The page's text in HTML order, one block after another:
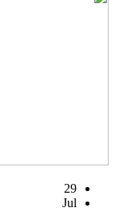
29
Jul